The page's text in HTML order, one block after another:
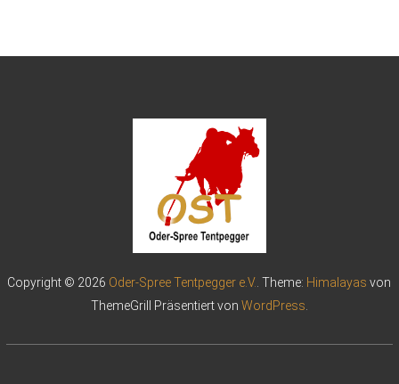
Copyright © 2026 Oder-Spree Tentpegger e.V.. Theme: Himalayas von
ThemeGrill Präsentiert von WordPress.